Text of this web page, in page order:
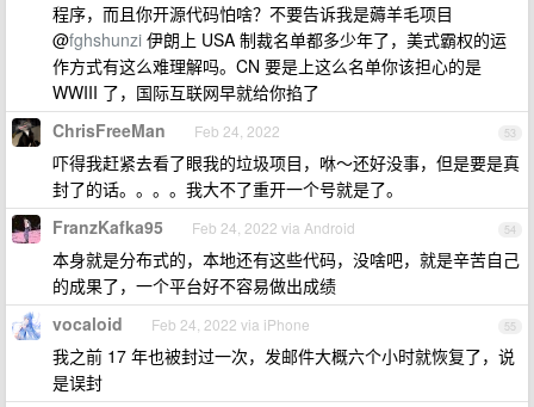
程序，而且你开源代码怕啥？不要告诉我是薅羊毛项目
@fghshunzi 伊朗上 USA 制裁名单都多少年了，美式霸权的运
作方式有这么难理解吗。CN 要是上这么名单你该担心的是
WWIII 了，国际互联网早就给你掐了
53
ChrisFreeMan Feb 24, 2022
吓得我赶紧去看了眼我的垃圾项目，咻～还好没事，但是要是真
封了的话。。。。我大不了重开一个号就是了。
54
FranzKafka95 Feb 24, 2022 via Android
本身就是分布式的，本地还有这些代码，没啥吧，就是辛苦自己
的成果了，一个平台好不容易做出成绩
55
vocaloid Feb 24, 2022 via iPhone
我之前 17 年也被封过一次，发邮件大概六个小时就恢复了，说
是误封